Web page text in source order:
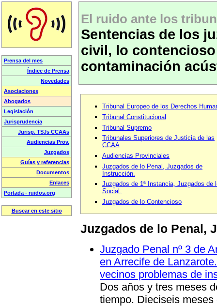
El ruido ante los
Sentencias de los
civil, lo
contaminación
Tribunal Europeo de los Derechos
Tribunal Constitucional
Tribunal Supremo
Tribunales Superiores de Justicia de las
CCAA
Audiencias Provinciales
Juzgados de lo Penal, Juzgados de
Instrucción.
Juzgados de 1ª Instancia, Juzgados de
Social.
Juzgados de lo Contencioso
Juzgados de lo Penal,
Juzgado Penal nº 3 de
en Arrecife de
vecinos problemas de
Dos años y tres meses
tiempo. Dieciseis